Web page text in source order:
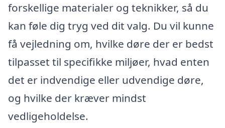
forskellige materialer og teknikker, så du
kan føle dig tryg ved dit valg. Du vil kunne
få vejledning om, hvilke døre der er bedst
tilpasset til specifikke miljøer, hvad enten
det er indvendige eller udvendige døre,
og hvilke der kræver mindst
vedligeholdelse.